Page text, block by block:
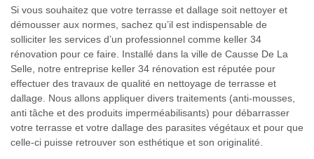
Si vous souhaitez que votre terrasse et dallage soit nettoyer et
démousser aux normes, sachez qu’il est indispensable de
solliciter les services d’un professionnel comme keller 34
rénovation pour ce faire. Installé dans la ville de Causse De La
Selle, notre entreprise keller 34 rénovation est réputée pour
effectuer des travaux de qualité en nettoyage de terrasse et
dallage. Nous allons appliquer divers traitements (anti-mousses,
anti tâche et des produits imperméabilisants) pour débarrasser
votre terrasse et votre dallage des parasites végétaux et pour que
celle-ci puisse retrouver son esthétique et son originalité.